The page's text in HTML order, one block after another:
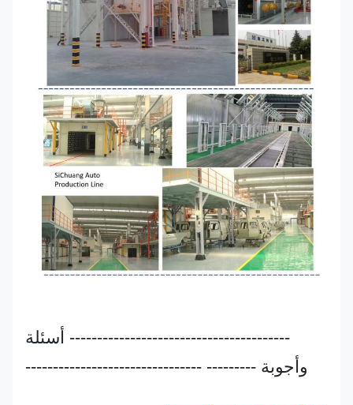
---------------------------------------- أسئلة
وأجوبة --------- --------------------------------